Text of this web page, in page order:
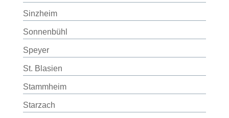
Sinzheim
Sonnenbühl
Speyer
St. Blasien
Stammheim
Starzach